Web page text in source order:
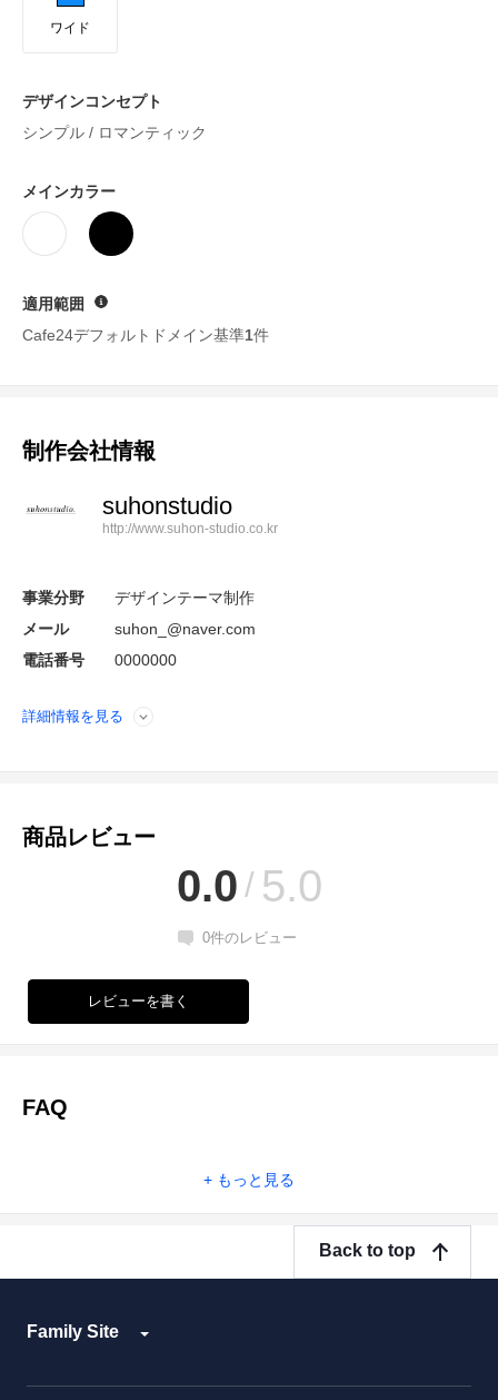
ワイド
デザインコンセプト
シンプル / ロマンティック
メインカラー
適用範囲
Cafe24デフォルトドメイン基準1件
制作会社情報
suhonstudio
http://www.suhon-studio.co.kr
詳細情報を見る
事業分野
デザインテーマ制作
メール
suhon_@naver.com
電話番号
0000000
商品レビュー
0.0 5.0
0件のレビュー
レビューを書く
FAQ
もっと見る
Family Site
Back to top